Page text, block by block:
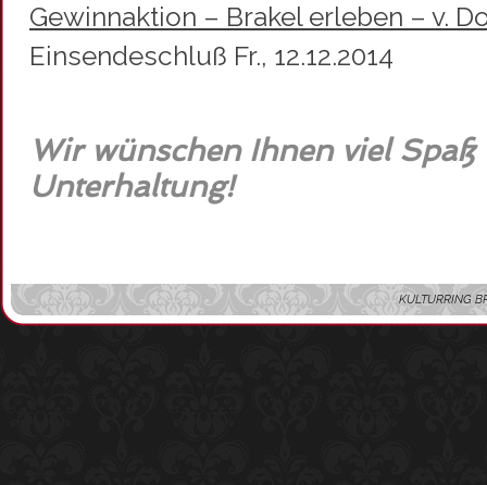
Gewinnaktion – Brakel erleben – v.
Einsendeschluß Fr., 12.12.2014
Wir wünschen Ihnen viel Spaß
Unterhaltung!
KULTURRING